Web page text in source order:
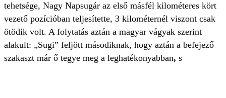
tehetsége, Nagy Napsugár az első másfél kilométeres kört
vezető pozícióban teljesítette, 3 kilométernél viszont csak
ötödik volt. A folytatás aztán a magyar vágyak szerint
alakult: „Sugi” feljött másodiknak, hogy aztán a befejező
szakaszt már ő tegye meg a leghatékonyabban, s